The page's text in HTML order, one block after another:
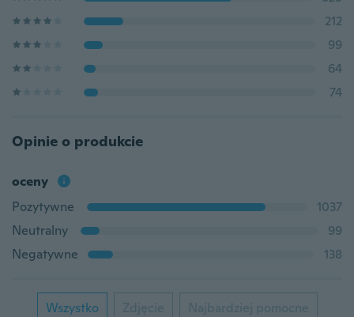
212
99
64
74
Opinie o produkcie
oceny
Pozytywne
1037
Neutralny
99
Negatywne
138
Wszystko Zdjęcie Najbardziej pomocne